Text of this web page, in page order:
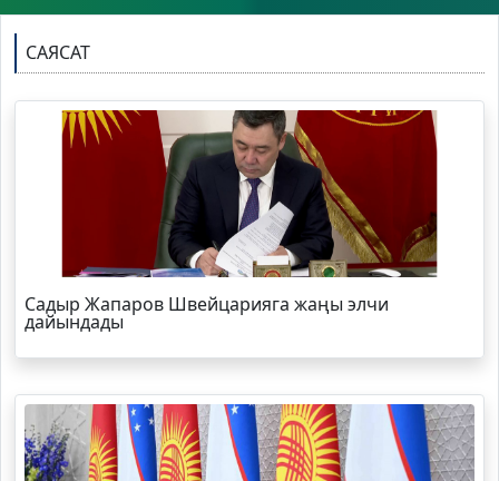
САЯСАТ
Садыр Жапаров Швейцарияга жаңы элчи
дайындады